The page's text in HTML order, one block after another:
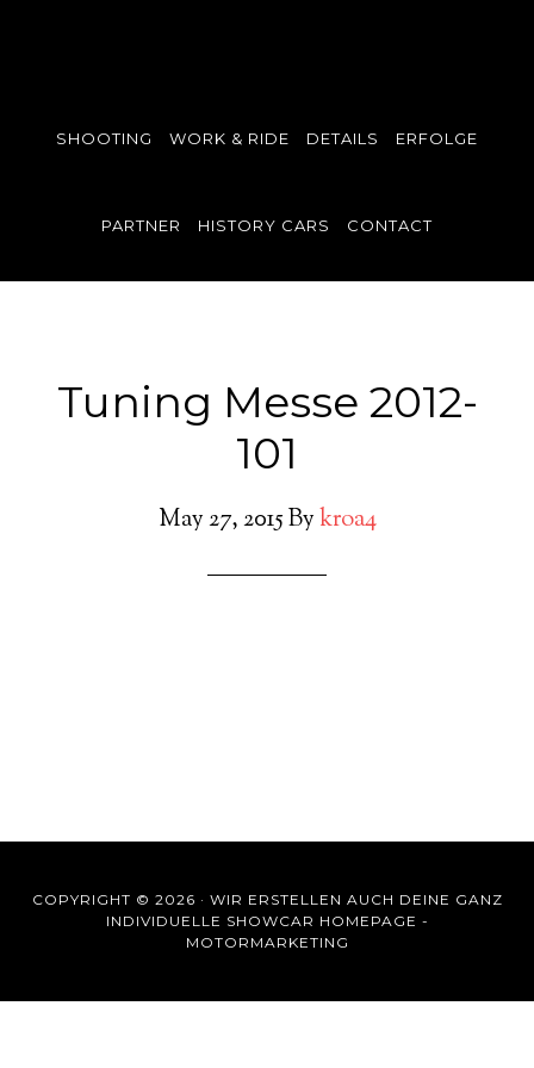
SHOOTING WORK & RIDE DETAILS ERFOLGE
PARTNER HISTORY CARS CONTACT
Tuning Messe 2012-
101
May 27, 2015Bykroa4
COPYRIGHT © 2026 · WIR ERSTELLEN AUCH DEINE GANZ
INDIVIDUELLE SHOWCAR HOMEPAGE -
MOTORMARKETING